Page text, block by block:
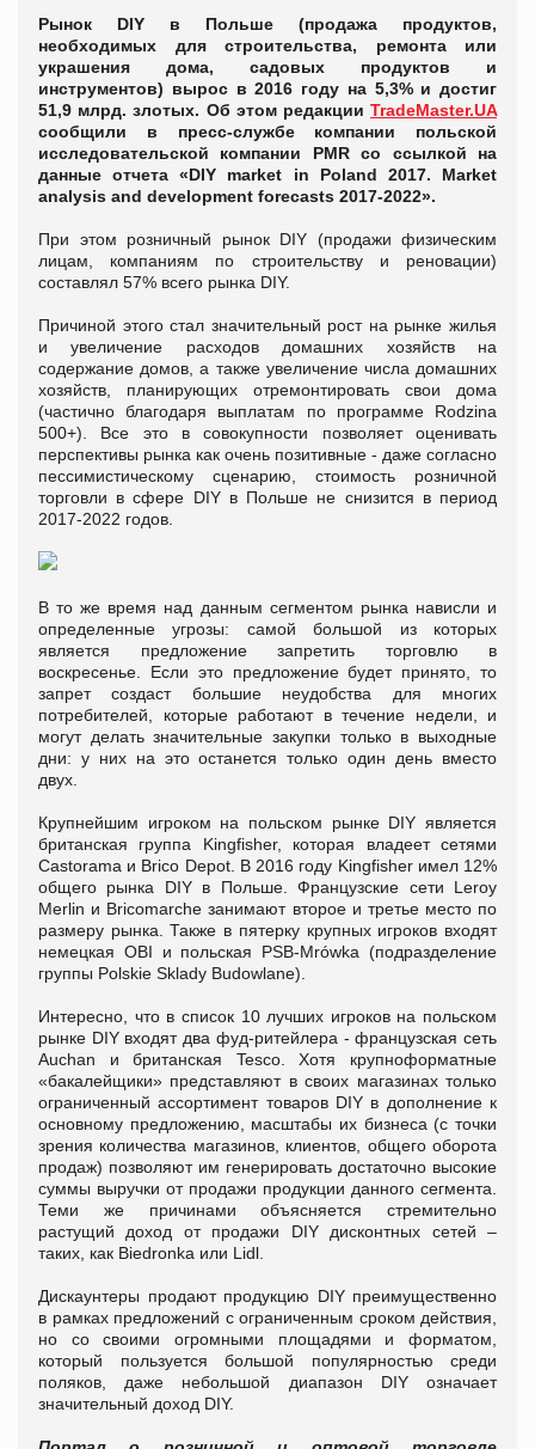
Рынок DIY в Польше (продажа продуктов,
необходимых для строительства, ремонта или
украшения дома, садовых продуктов и
инструментов) вырос в 2016 году на 5,3% и достиг
51,9 млрд. злотых. Об этом редакции TradeMaster.UA
сообщили в пресс-службе компании польской
исследовательской компании PMR со ссылкой на
данные отчета «DIY market in Poland 2017. Market
analysis and development forecasts 2017-2022».
При этом розничный рынок DIY (продажи физическим
лицам, компаниям по строительству и реновации)
составлял 57% всего рынка DIY.
Причиной этого стал значительный рост на рынке жилья
и увеличение расходов домашних хозяйств на
содержание домов, а также увеличение числа домашних
хозяйств, планирующих отремонтировать свои дома
(частично благодаря выплатам по программе Rodzina
500+). Все это в совокупности позволяет оценивать
перспективы рынка как очень позитивные - даже согласно
пессимистическому сценарию, стоимость розничной
торговли в сфере DIY в Польше не снизится в период
2017-2022 годов.
В то же время над данным сегментом рынка нависли и
определенные угрозы: самой большой из которых
является предложение запретить торговлю в
воскресенье. Если это предложение будет принято, то
запрет создаст большие неудобства для многих
потребителей, которые работают в течение недели, и
могут делать значительные закупки только в выходные
дни: у них на это останется только один день вместо
двух.
Крупнейшим игроком на польском рынке DIY является
британская группа Kingfisher, которая владеет сетями
Castorama и Brico Depot. В 2016 году Kingfisher имел 12%
общего рынка DIY в Польше. Французские сети Leroy
Merlin и Bricomarche занимают второе и третье место по
размеру рынка. Также в пятерку крупных игроков входят
немецкая OBI и польская PSB-Mrówka (подразделение
группы Polskie Sklady Budowlane).
Интересно, что в список 10 лучших игроков на польском
рынке DIY входят два фуд-ритейлера - французская сеть
Auchan и британская Tesco. Хотя крупноформатные
«бакалейщики» представляют в своих магазинах только
ограниченный ассортимент товаров DIY в дополнение к
основному предложению, масштабы их бизнеса (с точки
зрения количества магазинов, клиентов, общего оборота
продаж) позволяют им генерировать достаточно высокие
суммы выручки от продажи продукции данного сегмента.
Теми же причинами объясняется стремительно
растущий доход от продажи DIY дисконтных сетей –
таких, как Biedronka или Lidl.
Дискаунтеры продают продукцию DIY преимущественно
в рамках предложений с ограниченным сроком действия,
но со своими огромными площадями и форматом,
который пользуется большой популярностью среди
поляков, даже небольшой диапазон DIY означает
значительный доход DIY.